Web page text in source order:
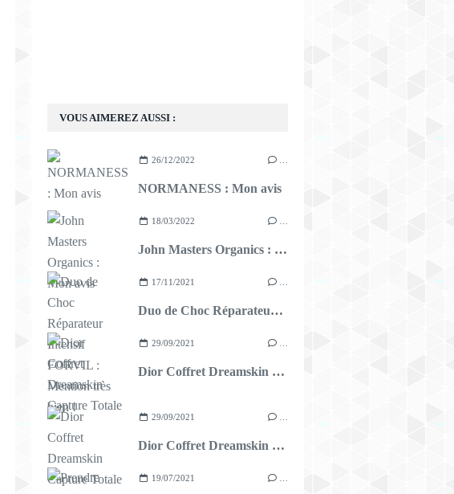
VOUS AIMEREZ AUSSI :
26/12/2022
NORMANESS : Mon avis
18/03/2022
John Masters Organics : Mon avis
17/11/2021
Duo de Choc Réparateur Intensif FORVIL : Mention très bien !
29/09/2021
Dior Coffret Dreamskin Capture Totale
29/09/2021
Dior Coffret Dreamskin Capture Totale
19/07/2021